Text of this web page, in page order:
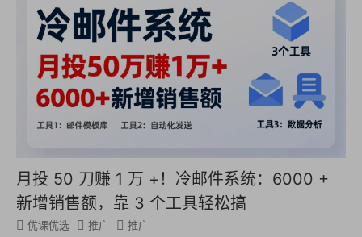
月投 50 刀赚 1 万 +！冷邮件系统：6000 +
新增销售额，靠 3 个工具轻松搞
优课优选 推广 推广